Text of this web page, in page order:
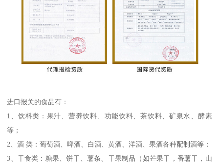
进口报关的食品有：
1、饮料类：果汁、营养饮料、功能饮料、茶饮料、矿泉水、酵素
等；
2、酒 类：葡萄酒、啤酒、白酒、黄酒、洋酒、果酒各种配制酒等；
3、干食类：糖果、饼干、薯条、干果制品（如芒果干，番薯干，山